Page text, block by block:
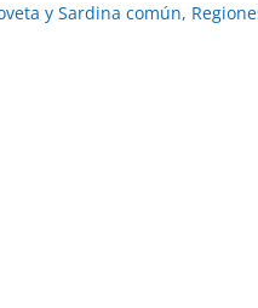
y Sardina común,